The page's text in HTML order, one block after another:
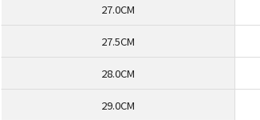
27.0CM
27.5CM
28.0CM
29.0CM